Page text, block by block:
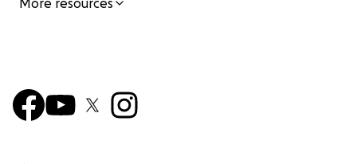
More resources